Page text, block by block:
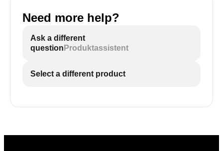
Need more help?
Ask a different
question Produktassistent
Select a different product